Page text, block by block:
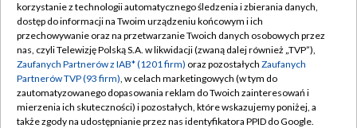
TVP
Abonament TVP
Emisja w TVP
Centrum informacji TVP
Naziemna Telewizja Cyfrowa
Regulamin TVP
Polityka prywatności
Moje zgody
Pomoc
korzystanie z technologii automatycznego śledzenia i zbierania danych,
dostęp do informacji na Twoim urządzeniu końcowym i ich
przechowywanie oraz na przetwarzanie Twoich danych osobowych przez
nas, czyli Telewizję Polską S.A. w likwidacji (zwaną dalej również „TVP”),
Zaufanych Partnerów z IAB* (1201 firm) oraz pozostałych Zaufanych
Partnerów TVP (93 firm), w celach marketingowych (w tym do
zautomatyzowanego dopasowania reklam do Twoich zainteresowań i
mierzenia ich skuteczności) i pozostałych, które wskazujemy poniżej, a
także zgody na udostępnianie przez nas identyfikatora PPID do Google.